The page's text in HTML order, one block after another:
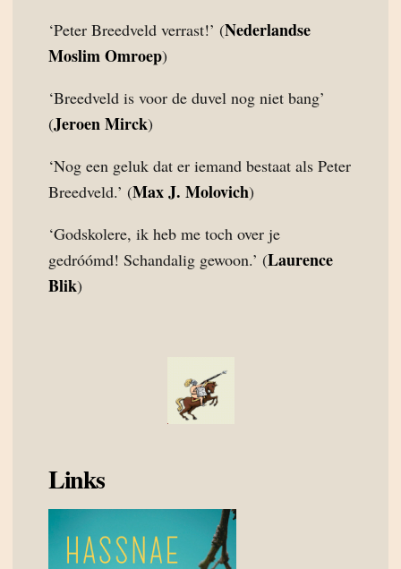
‘Peter Breedveld verrast!’ (Nederlandse
Moslim Omroep)
‘Breedveld is voor de duvel nog niet bang’
(Jeroen Mirck)
‘Nog een geluk dat er iemand bestaat als Peter
Breedveld.’ (Max J. Molovich)
‘Godskolere, ik heb me toch over je
gedróómd! Schandalig gewoon.’ (Laurence
Blik)
Links